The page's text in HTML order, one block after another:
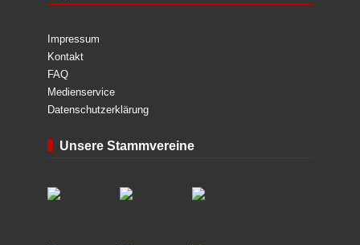
Impressum
Kontakt
FAQ
Medienservice
Datenschutzerklärung
Unsere Stammvereine